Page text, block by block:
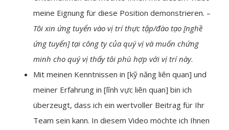
meine Eignung für diese Position demonstrieren. –
Tôi xin ứng tuyển vào vị trí thực tập/đào tạo [nghề
ứng tuyển] tại công ty của quý vị và muốn chứng
minh cho quý vị thấy tôi phù hợp với vị trí này.
Mit meinen Kenntnissen in [kỹ năng liên quan] und
meiner Erfahrung in [lĩnh vực liên quan] bin ich
überzeugt, dass ich ein wertvoller Beitrag für Ihr
Team sein kann. In diesem Video möchte ich Ihnen